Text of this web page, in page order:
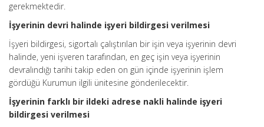
gerekmektedir.
İşyerinin devri halinde işyeri bildirgesi verilmesi
İşyeri bildirgesi, sigortalı çalıştırılan bir işin veya işyerinin devri
halinde, yeni işveren tarafından, en geç işin veya işyerinin
devralındığı tarihi takip eden on gün içinde işyerinin işlem
gördüğü Kurumun ilgili ünitesine gönderilecektir.
İşyerinin farklı bir ildeki adrese nakli halinde işyeri
bildirgesi verilmesi